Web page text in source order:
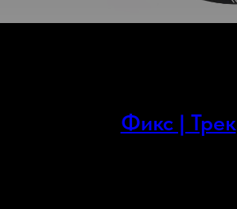
Фикс | Трек